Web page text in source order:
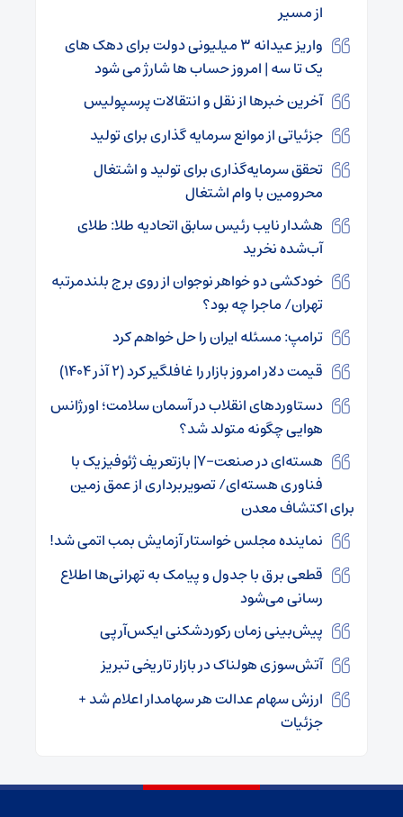
از مسیر
واریز عیدانه ۳ میلیونی دولت برای دهک های
یک تا سه | امروز حساب ها شارژ می شود
آخرین خبرها از نقل و انتقالات پرسپولیس
جزئیاتی از موانع سرمایه گذاری برای تولید
تحقق سرمایه‌گذاری برای تولید و اشتغال
محرومین با وام اشتغال
هشدار نایب رئیس سابق اتحادیه طلا: طلای
آب‌شده نخرید
خودکشی دو خواهر نوجوان از روی برج بلندمرتبه
تهران/ ماجرا چه بود؟
ترامپ: مسئله ایران را حل خواهم کرد
قیمت دلار امروز بازار را غافلگیر کرد (۲ آذر ۱۴۰۴)
دستاوردهای انقلاب در آسمان سلامت؛ اورژانس
هوایی چگونه متولد شد؟
هسته‌ای در صنعت-۷| بازتعریف ژئوفیزیک با
فناوری هسته‌ای/ تصویربرداری از عمق زمین
برای اکتشاف معدن
نماینده مجلس خواستار آزمایش بمب اتمی شد!
قطعی برق با جدول و پیامک به تهرانی‌ها اطلاع
رسانی می‌شود
پیش‌بینی زمان رکوردشکنی ایکس‌آرپی
آتش‌سوزی هولناک در بازار تاریخی تبریز
ارزش سهام عدالت هر سهامدار اعلام شد +
جزئیات